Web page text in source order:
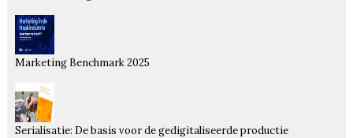
Marketing Benchmark 2025
Serialisatie: De basis voor de gedigitaliseerde productie